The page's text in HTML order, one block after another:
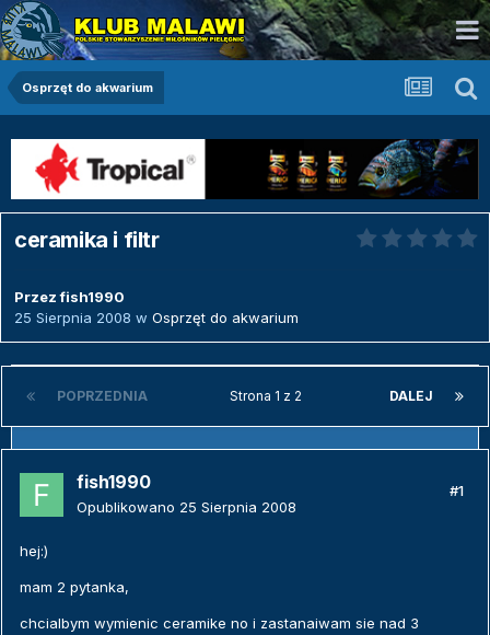
Osprzęt do akwarium
ceramika i filtr
Przezfish1990
25 Sierpnia 2008 w Osprzęt do akwarium
POPRZEDNIA DALEJ
Strona 1 z 2
fish1990
Opublikowano 25 Sierpnia 2008
#1
hej:)
mam 2 pytanka,
chcialbym wymienic ceramike no i zastanaiwam sie nad 3